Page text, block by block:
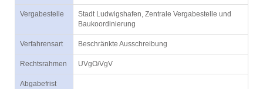
Vergabestelle
Stadt Ludwigshafen, Zentrale Vergabestelle und
Baukoordinierung
Verfahrensart Beschränkte Ausschreibung
Rechtsrahmen UVgO/VgV
Abgabefrist